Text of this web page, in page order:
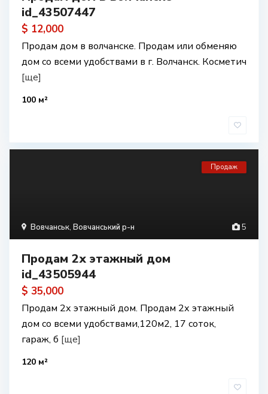
id_43507447
$ 12,000
Продам дом в волчанске. Продам или обменяю
дом со всеми удобствами в г. Волчанск. Косметич
[ще]
100 м²
5
Вовчанськ, Вовчанський р-н
Продаж
Продам 2х этажный дом
id_43505944
$ 35,000
Продам 2х этажный дом. Продам 2х этажный
дом со всеми удобствами,120м2, 17 соток,
гараж, б [ще]
120 м²